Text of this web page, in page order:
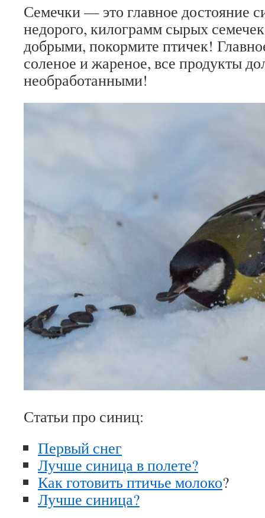
Семечки — это главное достояние
недорого, килограмм сырых
добрыми, покормите птичек!
соленое и жареное, все продукты
необработанными!
Статьи про синиц:
Первый снег
Лучше синица в полете?
Как готовить птичье молоко?
Лучше синица?